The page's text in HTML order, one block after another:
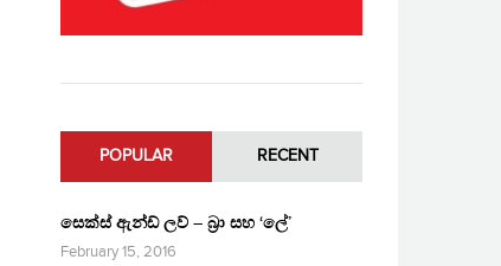
POPULAR RECENT
සෙක්ස් ඇන්ඩ් ලව් – බ්‍රා සහ ‘ලේ’
February 15, 2016